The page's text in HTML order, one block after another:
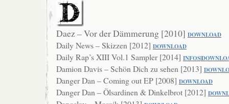
Daez – Vor der Dämmerung [2010] DOWNLOAD
Daily News – Skizzen [2012] DOWNLOAD
Daily Rap’s XIII Vol.1 Sampler [2014] INFOS|
Damion Davis – Schön Dich zu sehen [2013]
Danger Dan – Coming out EP [2008] DOWNLOAD
Danger Dan – Ölsardinen & Dinkelbrot [2012]